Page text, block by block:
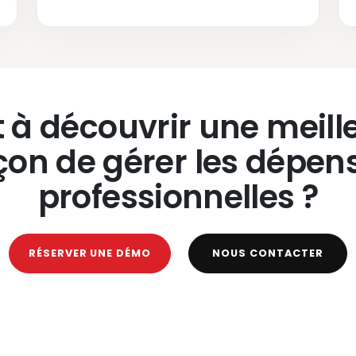
à découvrir une
de gérer les
professionnelles ?
RÉSERVER UNE DÉMO NOUS CONTACTER